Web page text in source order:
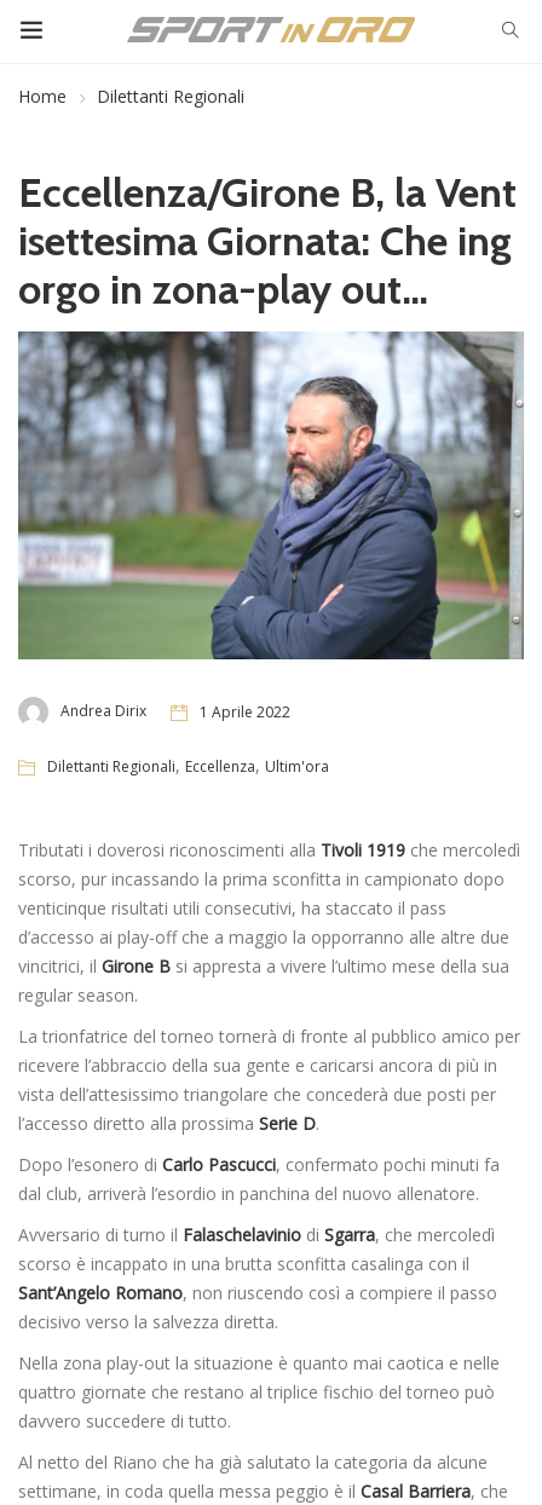
Home Dilettanti Regionali
Eccellenza/Girone B, la Vent
isettesima Giornata: Che ing
orgo in zona-play out…
Andrea Dirix 1 Aprile 2022
Dilettanti Regionali, Eccellenza, Ultim'ora
Tributati i doverosi riconoscimenti alla Tivoli 1919 che mercoledì
scorso, pur incassando la prima sconfitta in campionato dopo
venticinque risultati utili consecutivi, ha staccato il pass
d’accesso ai play-off che a maggio la opporranno alle altre due
vincitrici, il Girone B si appresta a vivere l’ultimo mese della sua
regular season.
La trionfatrice del torneo tornerà di fronte al pubblico amico per
ricevere l’abbraccio della sua gente e caricarsi ancora di più in
vista dell’attesissimo triangolare che concederà due posti per
l’accesso diretto alla prossima Serie D.
Dopo l’esonero di Carlo Pascucci, confermato pochi minuti fa
dal club, arriverà l’esordio in panchina del nuovo allenatore.
Avversario di turno il Falaschelavinio di Sgarra, che mercoledì
scorso è incappato in una brutta sconfitta casalinga con il
Sant’Angelo Romano, non riuscendo così a compiere il passo
decisivo verso la salvezza diretta.
Nella zona play-out la situazione è quanto mai caotica e nelle
quattro giornate che restano al triplice fischio del torneo può
davvero succedere di tutto.
Al netto del Riano che ha già salutato la categoria da alcune
settimane, in coda quella messa peggio è il Casal Barriera, che